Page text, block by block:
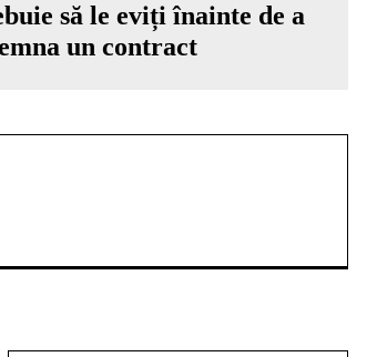
să le eviți înainte de a
un contract